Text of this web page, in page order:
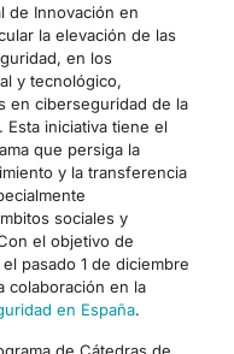
de Innovación en
la elevación de las
en los
y tecnológico,
en ciberseguridad de la
iniciativa tiene el
que persiga la
y la transferencia
sociales y
el objetivo de
pasado 1 de diciembre
colaboración en la
en España.
de Cátedras de